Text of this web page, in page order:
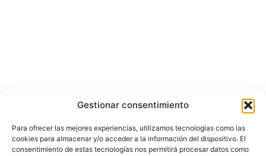
Gestionar consentimiento
Para ofrecer las mejores experiencias, utilizamos tecnologías como las
cookies para almacenar y/o acceder a la información del dispositivo. El
consentimiento de estas tecnologías nos permitirá procesar datos como